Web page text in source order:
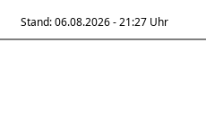
Stand: 06.08.2026 - 21:27 Uhr